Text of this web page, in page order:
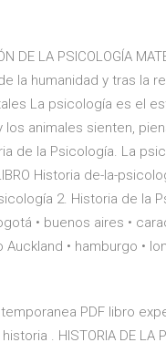
DE LA PSICOLOGÍA
la humanidad y tras la
La psicología es el
animales sienten,
de la Psicología. La
Historia de-la-
2. Historia de la
• buenos aires •
• hamburgo •
PDF libro
. HISTORIA DE LA